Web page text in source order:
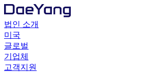
법인 소개
미국
글로벌
기업체
고객지원